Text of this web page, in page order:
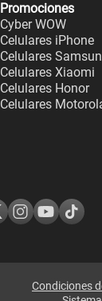
Promociones
Cyber WOW
Celulares iPhone
Celulares
Celulares Xiaomi
Celulares Honor
Celulares
Condiciones